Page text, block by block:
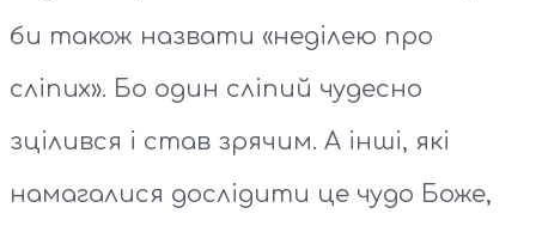
би також назвати «неділею про
сліпих». Бо один сліпий чудесно
зцілився і став зрячим. А інші, які
намагалися дослідити це чудо Боже,